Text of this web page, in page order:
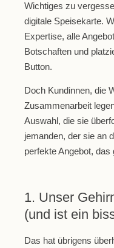
Wichtiges zu
digitale Speisekarte.
Expertise, alle
Botschaften und
Button.
Doch Kundinnen, die
Zusammenarbeit
Auswahl, die sie
jemanden, der sie an
perfekte Angebot,
1. Unser
(und ist ein
Das hat übrigens